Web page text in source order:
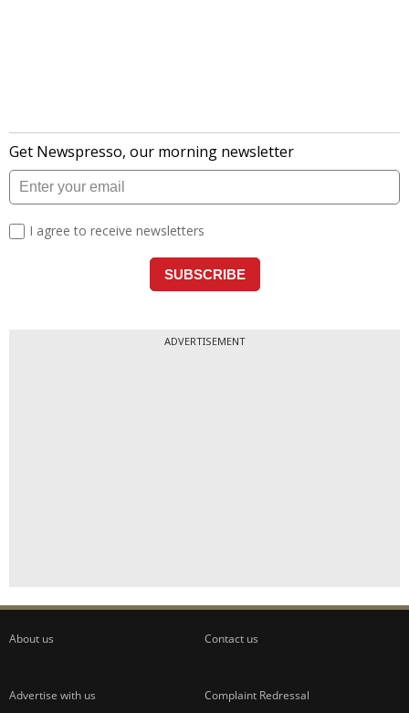
ADVERTISEMENT
About us Contact us
Advertise with us Complaint Redressal